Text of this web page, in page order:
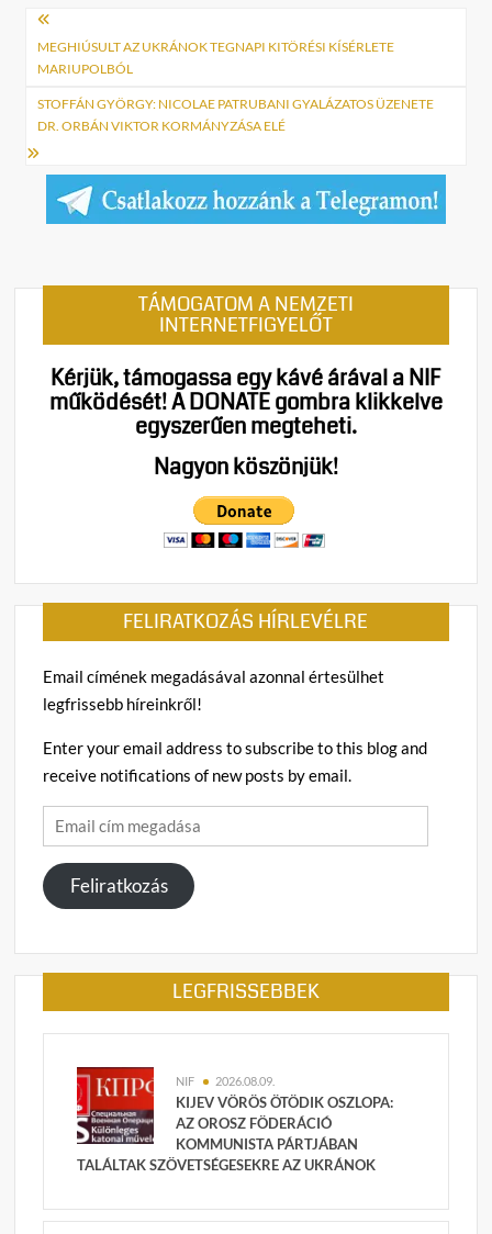
Bejegyzés
navigáció
MEGHIÚSULT AZ UKRÁNOK TEGNAPI KITÖRÉSI KÍSÉRLETE
MARIUPOLBÓL
STOFFÁN GYÖRGY: NICOLAE PATRUBANI GYALÁZATOS ÜZENETE
DR. ORBÁN VIKTOR KORMÁNYZÁSA ELÉ
TÁMOGATOM A NEMZETI
INTERNETFIGYELŐT
Kérjük, támogassa egy kávé árával a NIF
működését!A DONATE gombra klikkelve
egyszerűen megteheti.
Nagyon köszönjük!
FELIRATKOZÁS HÍRLEVÉLRE
Email címének megadásával azonnal értesülhet
legfrissebb híreinkről!
Enter your email address to subscribe to this blog and
receive notifications of new posts by email.
Email
cím
megadása
Feliratkozás
LEGFRISSEBBEK
NIF 2026.08.09.
KIJEV VÖRÖS ÖTÖDIK OSZLOPA:
AZ OROSZ FÖDERÁCIÓ
KOMMUNISTA PÁRTJÁBAN
TALÁLTAK SZÖVETSÉGESEKRE AZ UKRÁNOK